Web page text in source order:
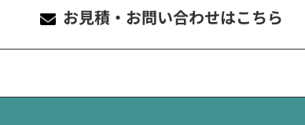
お見積・お問い合わせはこちら